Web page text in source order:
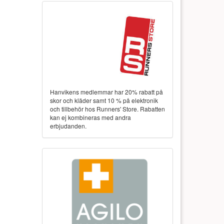
Hanvikens medlemmar har 20% rabatt på
skor och kläder samt 10 % på elektronik
och tillbehör hos Runners' Store. Rabatten
kan ej kombineras med andra
erbjudanden.